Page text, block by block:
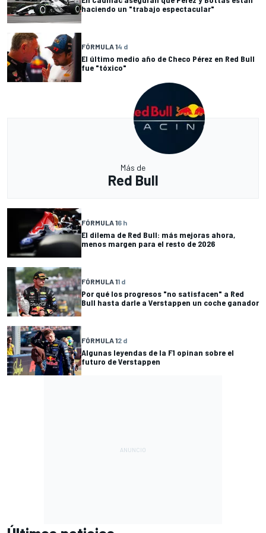
haciendo un "trabajo espectacular"
FÓRMULA 14 d
El último medio año de Checo Pérez en Red Bull
fue "tóxico"
Más de
Red Bull
FÓRMULA 16 h
El dilema de Red Bull: más mejoras ahora,
menos margen para el resto de 2026
FÓRMULA 11 d
Por qué los progresos "no satisfacen" a Red
Bull hasta darle a Verstappen un coche ganador
FÓRMULA 12 d
Algunas leyendas de la F1 opinan sobre el
futuro de Verstappen